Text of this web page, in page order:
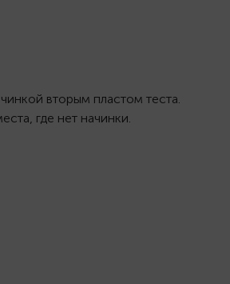
вторым пластом теста.
где нет начинки.